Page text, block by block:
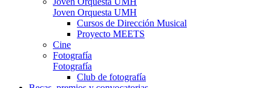
Joven Orquesta UMH
Cursos de Dirección Musical
Proyecto MEETS
Cine
Fotografía
Fotografía
Club de fotografía